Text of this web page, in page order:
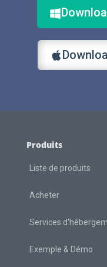
Produits
Liste de produits
Acheter
Services
Exemple & Démo